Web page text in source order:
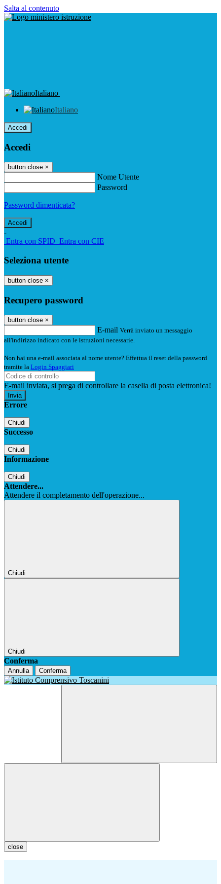
Salta al contenuto
Italiano
Italiano
Accedi
Accedi
button close ×
Nome Utente
Password
Password dimenticata?
-
Entra con SPID Entra con CIE
Seleziona utente
button close ×
Recupero password
button close ×
E-mail Verrà inviato un messaggio
all'indirizzo indicato con le istruzioni necessarie.
Non hai una e-mail associata al nome utente? Effettua il reset della password
tramite la Login Spaggiari
E-mail inviata, si prega di controllare la casella di posta elettronica!
Errore
Chiudi
Successo
Chiudi
Informazione
Chiudi
Attendere...
Attendere il completamento dell'operazione...
Chiudi
Chiudi
Conferma
Annulla Conferma
close